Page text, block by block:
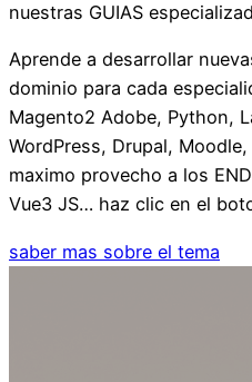
nuestras GUIAS
Aprende a desarrollar
dominio para cada
Magento2 Adobe, Python,
WordPress, Drupal,
maximo provecho a los
Vue3 JS… haz clic en el
saber mas sobre el tema